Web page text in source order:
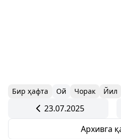
Бир ҳафта Ой Чорак Йил
23.07.2025
Архивга